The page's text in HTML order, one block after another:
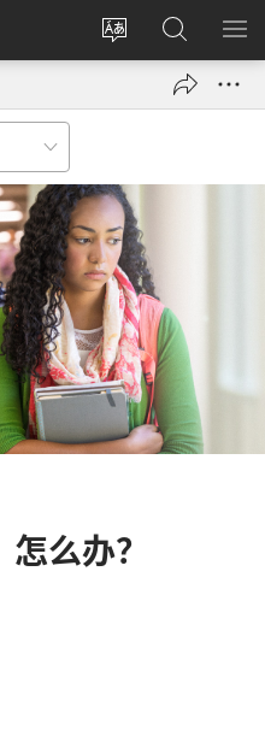
更
言
登
录
（打
口）
搜
索
JW.ORG
显
么办？